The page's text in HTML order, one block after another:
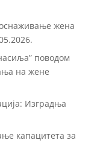
жена
поводом
на жене
Изградња
капацитета за